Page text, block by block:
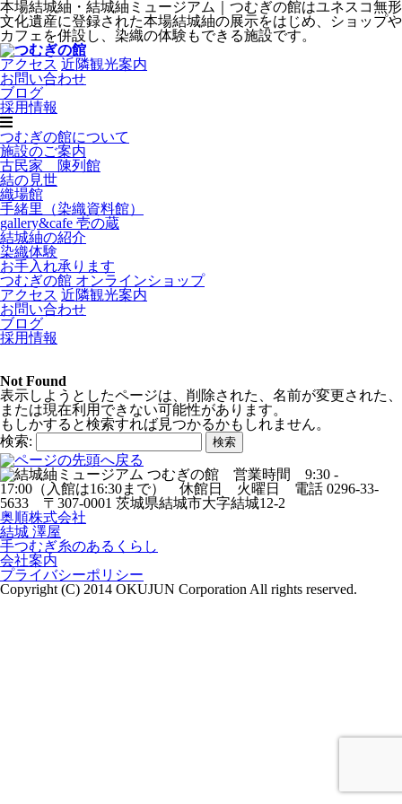
本場結城紬・結城紬ミュージアム｜つむぎの館はユネスコ無形
文化遺産に登録された本場結城紬の展示をはじめ、ショップや
カフェを併設し、染織の体験もできる施設です。
アクセス 近隣観光案内
お問い合わせ
ブログ
採用情報
つむぎの館について
施設のご案内
古民家 陳列館
結の見世
織場館
手緒里（染織資料館）
gallery&cafe 壱の蔵
結城紬の紹介
染織体験
お手入れ承ります
つむぎの館 オンラインショップ
アクセス 近隣観光案内
お問い合わせ
ブログ
採用情報
Not Found
表示しようとしたページは、削除された、名前が変更された、
または現在利用できない可能性があります。
もしかすると検索すれば見つかるかもしれません。
検索:
奥順株式会社
結城 澤屋
手つむぎ糸のあるくらし
会社案内
プライバシーポリシー
Copyright (C) 2014 OKUJUN Corporation All rights reserved.